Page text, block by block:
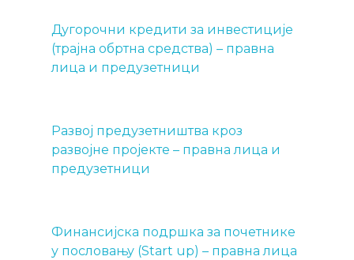
Дугорочни кредити за инвестиције
(трајна обртна средства) – правна
лица и предузетници
Развој предузетништва кроз
развојне пројекте – правна лица и
предузетници
Финансијска подршка за почетнике
у пословању (Start up) – правна лица